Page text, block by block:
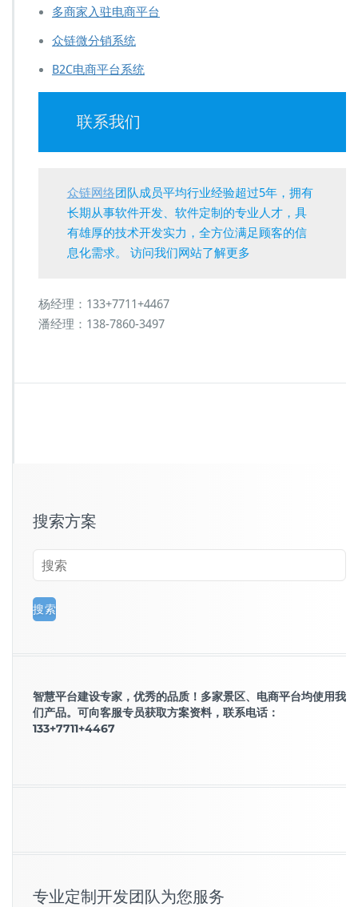
多商家入驻电商平台
众链微分销系统
B2C电商平台系统
联系我们
众链网络团队成员平均行业经验超过5年，拥有
长期从事软件开发、软件定制的专业人才，具
有雄厚的技术开发实力，全方位满足顾客的信
息化需求。 访问我们网站了解更多
杨经理：133+7711+4467
潘经理：138-7860-3497
搜索方案
智慧平台建设专家，优秀的品质！多家景区、电商平台均使用我
们产品。可向客服专员获取方案资料，联系电话：
133+7711+4467
专业定制开发团队为您服务